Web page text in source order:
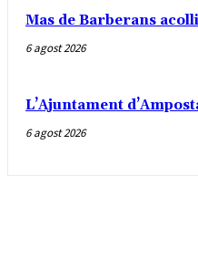
Mas de Barberans
6 agost 2026
L’Ajuntament
6 agost 2026